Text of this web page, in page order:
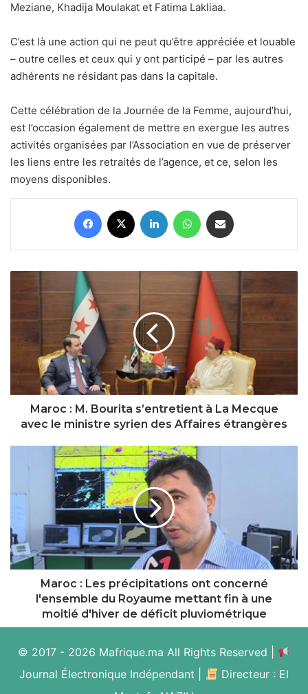
Meziane, Khadija Moulakat et Fatima Lakliaa.
C’est là une action qui ne peut qu’être appréciée et louable
– outre celles et ceux qui y ont participé – par les autres
adhérents ne résidant pas dans la capitale.
Cette célébration de la Journée de la Femme, aujourd’hui,
est l’occasion également de mettre en exergue les autres
activités organisées par l’Association en vue de préserver
les liens entre les retraités de l’agence, et ce, selon les
moyens disponibles.
Facebook Linkedin WhatsApp
Bourita
s’entretient
Mecque
avec
le
ministre
syrien
étrangères
Maroc : M. Bourita s’entretient à La Mecque
avec le ministre syrien des Affaires étrangères
précipitations
ont
l'ensemble
du
Royaume
mettant
moitié
de
déficit
Maroc : Les précipitations ont concerné
l'ensemble du Royaume mettant fin à une
moitié d'hiver de déficit pluviométrique
© 2017 - 2026 Mafrique.ma All Rights Reserved |
Journal Électronique Indépendant |
Directeur : El